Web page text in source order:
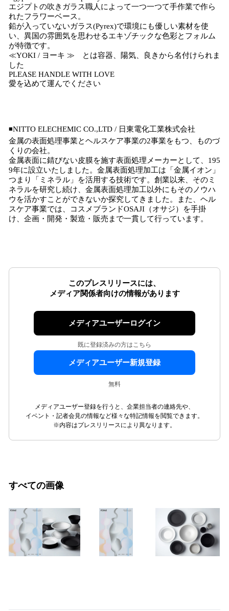
エジプトの吹きガラス職人によって一つ一つて手作業で作ら
れたフラワーベース。
鉛が入っていないガラス(Pyrex)で環境にも優しい素材を使
い、異国の雰囲気を思わせるエキゾチックな色彩とフォルム
が特徴です。
≪YOKI / ヨーキ ≫ とは容器、陽気、良きから名付けられま
した
PLEASE HANDLE WITH LOVE
愛を込めて運んでください
◾️NITTO ELECHEMIC CO.,LTD / 日東電化工業株式会社
金属の表面処理事業とヘルスケア事業の2事業をもつ、ものづ
くりの会社。
金属表面に錆びない皮膜を施す表面処理メーカーとして、195
9年に設立いたしました。金属表面処理加工は「金属イオン」
つまり「ミネラル」を活用する技術です。創業以来、そのミ
ネラルを研究し続け、金属表面処理加工以外にもそのノウハ
ウを活かすことができないか探究してきました。また、ヘル
スケア事業では、コスメブランドOSAJI（オサジ）を手掛
け、企画・開発・製造・販売まで一貫して行っています。
このプレスリリースには、
メディア関係者向けの情報があります
メディアユーザーログイン
既に登録済みの方はこちら
メディアユーザー新規登録
無料
メディアユーザー登録を行うと、企業担当者の連絡先や、
イベント・記者会見の情報など様々な特記情報を閲覧できます。
※内容はプレスリリースにより異なります。
すべての画像